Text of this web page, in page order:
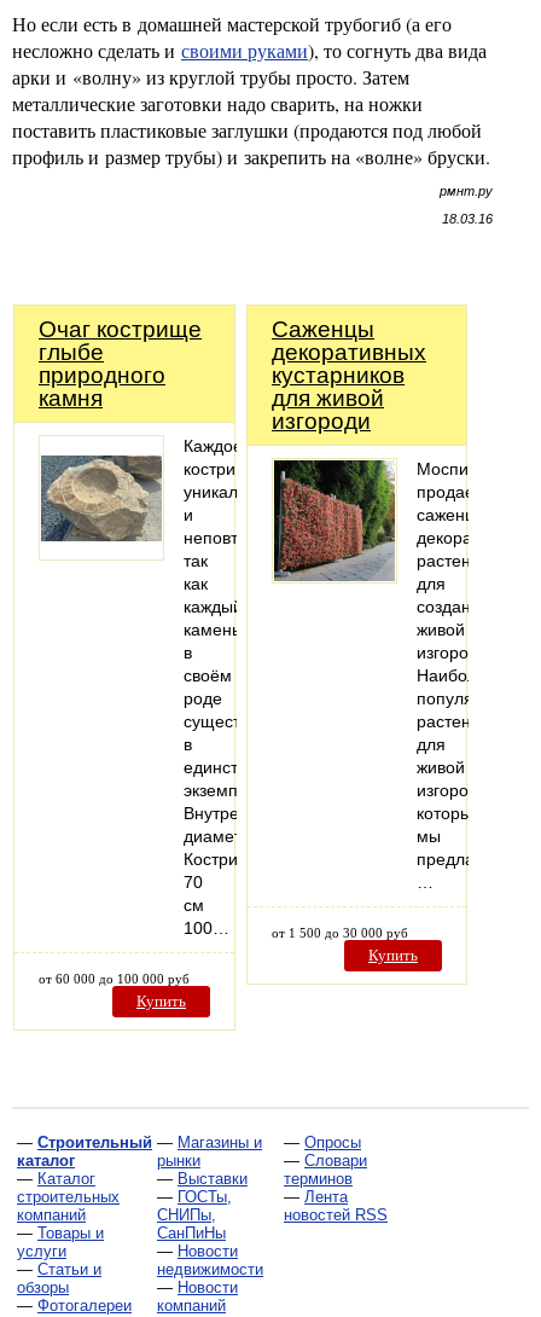
Но если есть в домашней мастерской трубогиб (а его
несложно сделать и своими руками), то согнуть два вида
арки и «волну» из круглой трубы просто. Затем
металлические заготовки надо сварить, на ножки
поставить пластиковые заглушки (продаются под любой
профиль и размер трубы) и закрепить на «волне» бруски.
рмнт.ру
18.03.16
Очаг кострище
глыбе
природного
камня
Каждое
кострище
уникально
и
неповторимо
так
как
каждый
камень
в
своём
роде
существует
в
единственном
экземпляре.
Внутренний
диаметр
Кострища:
70
см
100…
от 60 000 до 100 000 руб
Купить
Саженцы
декоративных
кустарников
для живой
изгороди
Моспитомник
продает
саженцы
декоративных
растений
для
создания
живой
изгороди.
Наиболее
популярные
растения
для
живой
изгороди,
которые
мы
предлагаем:
от 1 500 до 30 000 руб
Купить
— Строительный
каталог
— Каталог
строительных
компаний
— Товары и
услуги
— Статьи и
обзоры
— Фотогалереи
— Магазины и
рынки
— Выставки
— ГОСТы,
СНИПы,
СанПиНы
— Новости
недвижимости
— Новости
компаний
— Опросы
— Словари
терминов
— Лента
новостей RSS